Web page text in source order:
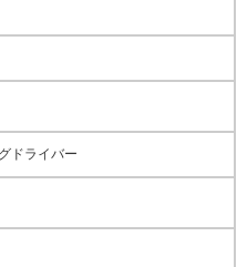
ドライバー